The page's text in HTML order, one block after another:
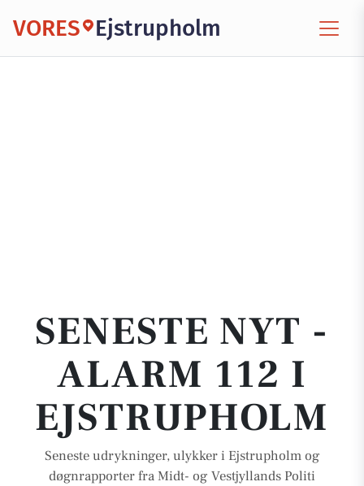
VORES Ejstrupholm
SENESTE NYT -
ALARM 112 I
EJSTRUPHOLM
Seneste udrykninger, ulykker i Ejstrupholm og
døgnrapporter fra Midt- og Vestjyllands Politi